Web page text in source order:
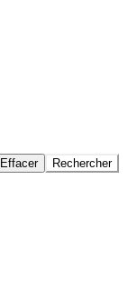
Effacer Rechercher